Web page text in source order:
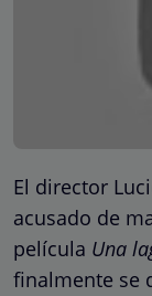
El director
acusado de
película Una
finalmente se